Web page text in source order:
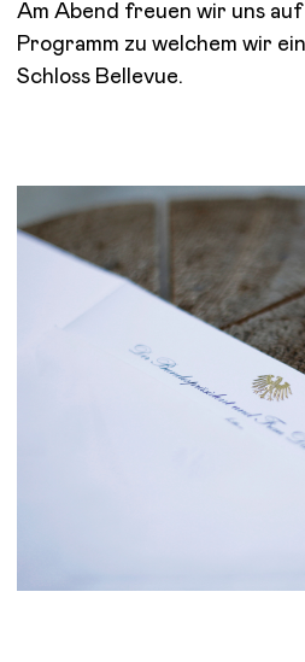
Am Abend freuen wir uns
Programm zu welchem wir
Schloss Bellevue.